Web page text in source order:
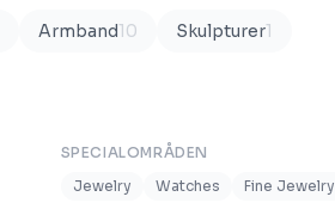
Armband10 Skulpturer1
SPECIALOMRÅDEN
Jewelry
Watches Fine Jewelry